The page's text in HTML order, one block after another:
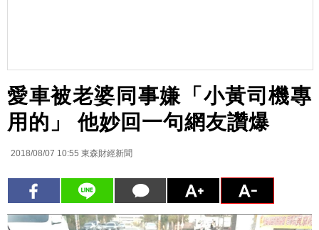
愛車被老婆同事嫌「小黃司機專
用的」 他妙回一句網友讚爆
2018/08/07 10:55 東森財經新聞